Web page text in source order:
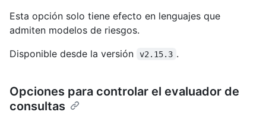
Esta opción solo tiene efecto en lenguajes que
admiten modelos de riesgos.
Disponible desde la versión
v2.15.3 .
Opciones para controlar el evaluador de
consultas